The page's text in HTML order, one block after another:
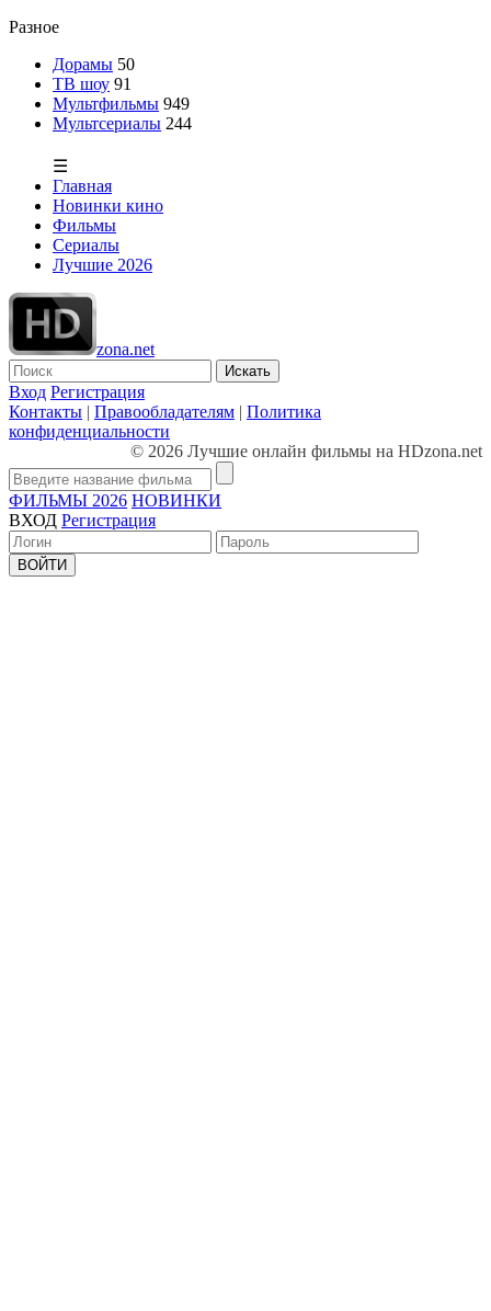
Разное
Дорамы 50
ТВ шоу 91
Мультфильмы 949
Мультсериалы 244
☰
Главная
Новинки кино
Фильмы
Сериалы
Лучшие 2026
zona.net
Искать
Вход Регистрация
Контакты | Правообладателям | Политика
конфиденциальности
© 2026 Лучшие онлайн фильмы на HDzona.net
ФИЛЬМЫ 2026 НОВИНКИ
ВХОД Регистрация